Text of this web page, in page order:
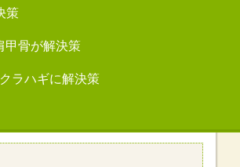
策
甲骨が解決策
ラハギに解決策